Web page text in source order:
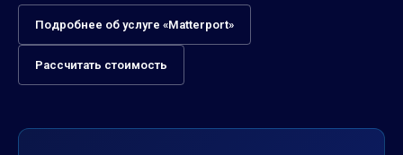
Подробнее об услуге «Matterport»
Рассчитать стоимость